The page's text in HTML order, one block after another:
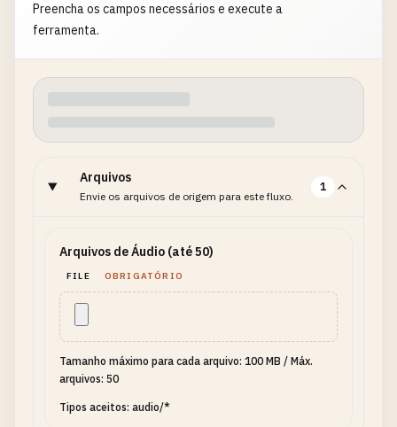
Preencha os campos necessários e execute a
ferramenta.
Arquivos
Envie os arquivos de origem para este fluxo.
1
Arquivos de Áudio (até 50)
FILE OBRIGATÓRIO
Tamanho máximo para cada arquivo: 100 MB / Máx.
arquivos: 50
Tipos aceitos: audio/*